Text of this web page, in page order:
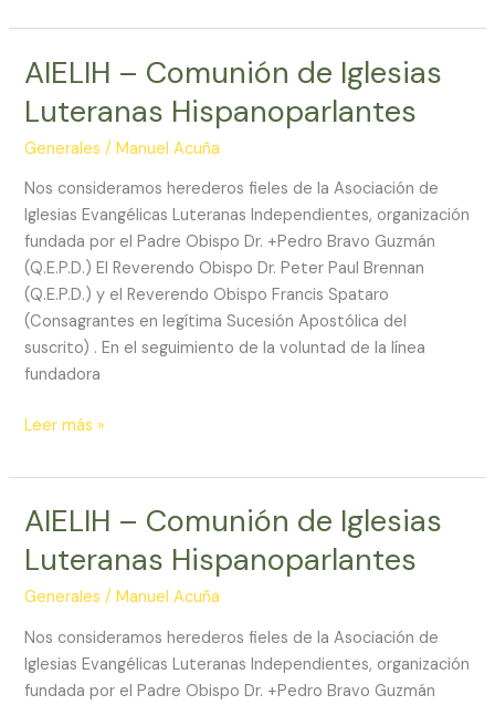
Exorcistas
AIELIH – Comunión de Iglesias
Luteranas Hispanoparlantes
Generales /Manuel Acuña
Nos consideramos herederos fieles de la Asociación de
Iglesias Evangélicas Luteranas Independientes, organización
fundada por el Padre Obispo Dr. +Pedro Bravo Guzmán
(Q.E.P.D.) El Reverendo Obispo Dr. Peter Paul Brennan
(Q.E.P.D.) y el Reverendo Obispo Francis Spataro
(Consagrantes en legítima Sucesión Apostólica del
suscrito) . En el seguimiento de la voluntad de la línea
fundadora
AIELIH
Comunión
Iglesias
Luteranas
Hispanoparlantes
Leer más »
AIELIH – Comunión de Iglesias
Luteranas Hispanoparlantes
Generales /Manuel Acuña
Nos consideramos herederos fieles de la Asociación de
Iglesias Evangélicas Luteranas Independientes, organización
fundada por el Padre Obispo Dr. +Pedro Bravo Guzmán